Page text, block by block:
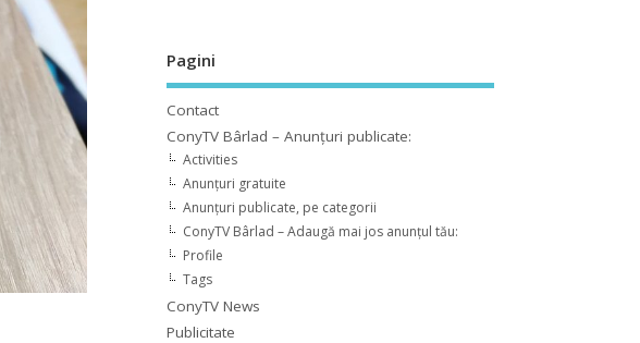
Pagini
Contact
ConyTV Bârlad – Anunțuri publicate:
Activities
Anunțuri gratuite
Anunțuri publicate, pe categorii
ConyTV Bârlad – Adaugă mai jos anunțul tău:
Profile
Tags
ConyTV News
Publicitate